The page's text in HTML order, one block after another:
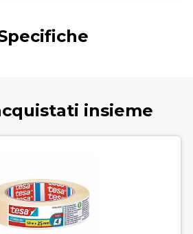
insieme